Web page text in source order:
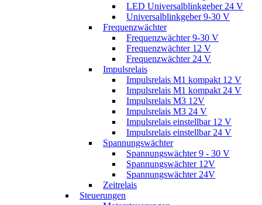
LED Universalblinkgeber 24 V
Universalblinkgeber 9-30 V
Frequenzwächter
Frequenzwächter 9-30 V
Frequenzwächter 12 V
Frequenzwächter 24 V
Impulsrelais
Impulsrelais M1 kompakt 12 V
Impulsrelais M1 kompakt 24 V
Impulsrelais M3 12V
Impulsrelais M3 24 V
Impulsrelais einstellbar 12 V
Impulsrelais einstellbar 24 V
Spannungswächter
Spannungswächter 9 - 30 V
Spannungswächter 12V
Spannungswächter 24V
Zeitrelais
Steuerungen